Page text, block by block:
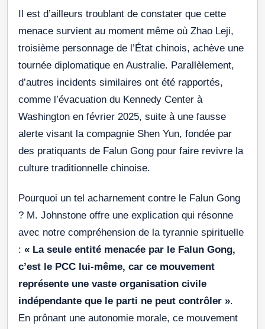
Il est d’ailleurs troublant de constater que cette
menace survient au moment même où Zhao Leji,
troisième personnage de l’État chinois, achève une
tournée diplomatique en Australie. Parallèlement,
d’autres incidents similaires ont été rapportés,
comme l’évacuation du Kennedy Center à
Washington en février 2025, suite à une fausse
alerte visant la compagnie Shen Yun, fondée par
des pratiquants de Falun Gong pour faire revivre la
culture traditionnelle chinoise.
Pourquoi un tel acharnement contre le Falun Gong
? M. Johnstone offre une explication qui résonne
avec notre compréhension de la tyrannie spirituelle
: « La seule entité menacée par le Falun Gong,
c’est le PCC lui-même, car ce mouvement
représente une vaste organisation civile
indépendante que le parti ne peut contrôler ».
En prônant une autonomie morale, ce mouvement